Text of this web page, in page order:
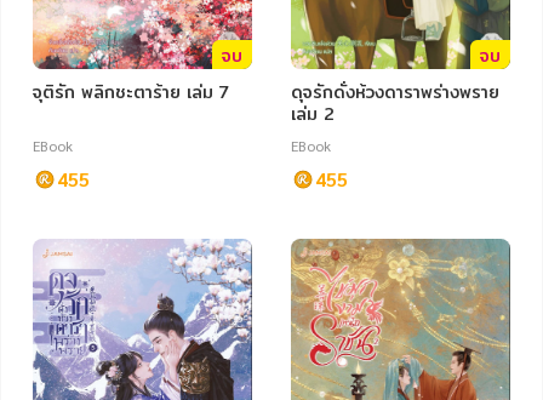
จบ
จุติรัก พลิกชะตาร้าย เล่ม 7
EBook
455
จบ
ดุจรักดั่งห้วงดาราพร่างพราย
เล่ม 2
EBook
455